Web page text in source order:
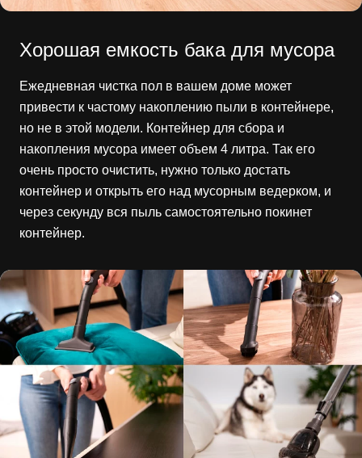
Хорошая емкость бака для мусора
Ежедневная чистка пол в вашем доме может
привести к частому накоплению пыли в контейнере,
но не в этой модели. Контейнер для сбора и
накопления мусора имеет объем 4 литра. Так его
очень просто очистить, нужно только достать
контейнер и открыть его над мусорным ведерком, и
через секунду вся пыль самостоятельно покинет
контейнер.